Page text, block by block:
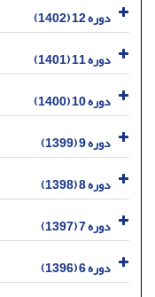
دوره 12 (1402)
دوره 11 (1401)
دوره 10 (1400)
دوره 9 (1399)
دوره 8 (1398)
دوره 7 (1397)
دوره 6 (1396)